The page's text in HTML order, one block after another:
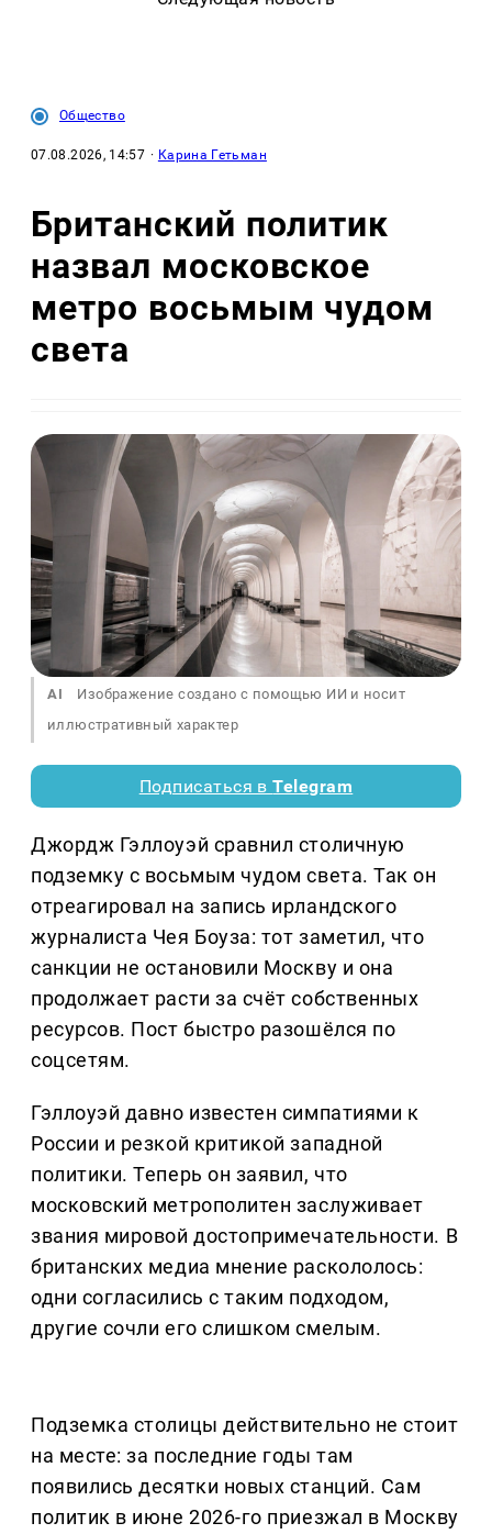
Общество
07.08.2026, 14:57 · Карина Гетьман
Британский политик
назвал московское
метро восьмым чудом
света
AI
Изображение создано с помощью ИИ и носит
иллюстративный характер
Подписаться вTelegram
Джордж Гэллоуэй сравнил столичную
подземку с восьмым чудом света. Так он
отреагировал на запись ирландского
журналиста Чея Боуза: тот заметил, что
санкции не остановили Москву и она
продолжает расти за счёт собственных
ресурсов. Пост быстро разошёлся по
соцсетям.
Гэллоуэй давно известен симпатиями к
России и резкой критикой западной
политики. Теперь он заявил, что
московский метрополитен заслуживает
звания мировой достопримечательности. В
британских медиа мнение раскололось:
одни согласились с таким подходом,
другие сочли его слишком смелым.
Подземка столицы действительно не стоит
на месте: за последние годы там
появились десятки новых станций. Сам
политик в июне 2026-го приезжал в Москву